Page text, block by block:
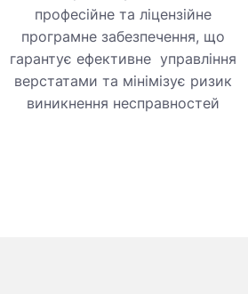
професійне та ліцензійне
програмне забезпечення, що
гарантує ефективне управління
верстатами та мінімізує ризик
виникнення несправностей